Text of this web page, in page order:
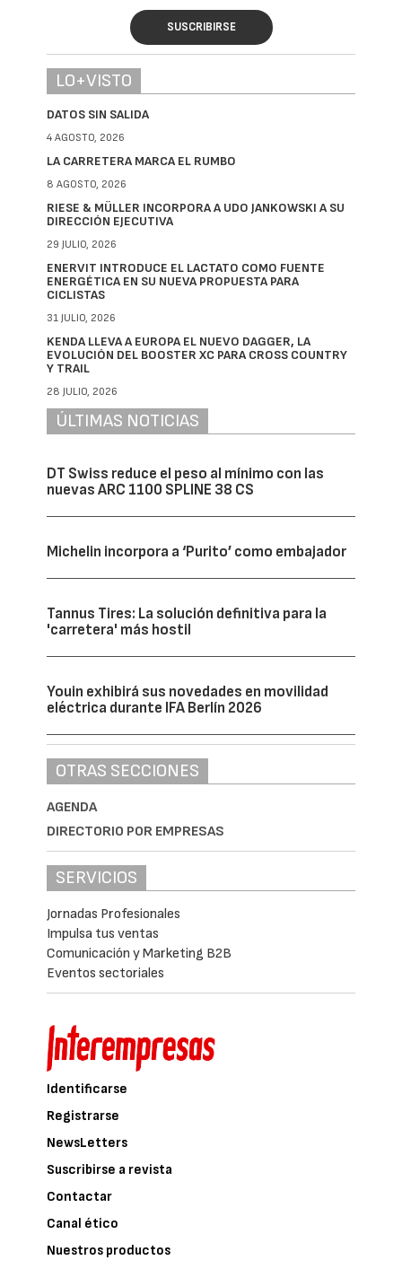
SUSCRIBIRSE
LO+VISTO
DATOS SIN SALIDA
4 AGOSTO, 2026
LA CARRETERA MARCA EL RUMBO
8 AGOSTO, 2026
RIESE & MÜLLER INCORPORA A UDO JANKOWSKI A SU
DIRECCIÓN EJECUTIVA
29 JULIO, 2026
ENERVIT INTRODUCE EL LACTATO COMO FUENTE
ENERGÉTICA EN SU NUEVA PROPUESTA PARA
CICLISTAS
31 JULIO, 2026
KENDA LLEVA A EUROPA EL NUEVO DAGGER, LA
EVOLUCIÓN DEL BOOSTER XC PARA CROSS COUNTRY
Y TRAIL
28 JULIO, 2026
ÚLTIMAS NOTICIAS
DT Swiss reduce el peso al mínimo con las
nuevas ARC 1100 SPLINE 38 CS
Michelin incorpora a ‘Purito’ como embajador
Tannus Tires: La solución definitiva para la
'carretera' más hostil
Youin exhibirá sus novedades en movilidad
eléctrica durante IFA Berlín 2026
OTRAS SECCIONES
AGENDA
DIRECTORIO POR EMPRESAS
SERVICIOS
Jornadas Profesionales
Impulsa tus ventas
Comunicación y Marketing B2B
Eventos sectoriales
Identificarse
Registrarse
NewsLetters
Suscribirse a revista
Contactar
Canal ético
Nuestros productos